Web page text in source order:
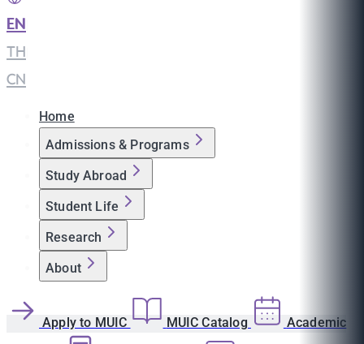
EN
TH
CN
Home
Admissions & Programs
Study Abroad
Student Life
Research
About
Apply to MUIC MUIC Catalog Academic